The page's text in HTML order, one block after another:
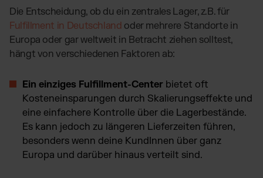
Die Entscheidung, ob du ein zentrales Lager, z.B. für
Fulfillment in Deutschland oder mehrere Standorte in
Europa oder gar weltweit in Betracht ziehen solltest,
hängt von verschiedenen Faktoren ab:
Ein einziges Fulfillment-Center bietet oft
Kosteneinsparungen durch Skalierungseffekte und
eine einfachere Kontrolle über die Lagerbestände.
Es kann jedoch zu längeren Lieferzeiten führen,
besonders wenn deine KundInnen über ganz
Europa und darüber hinaus verteilt sind.